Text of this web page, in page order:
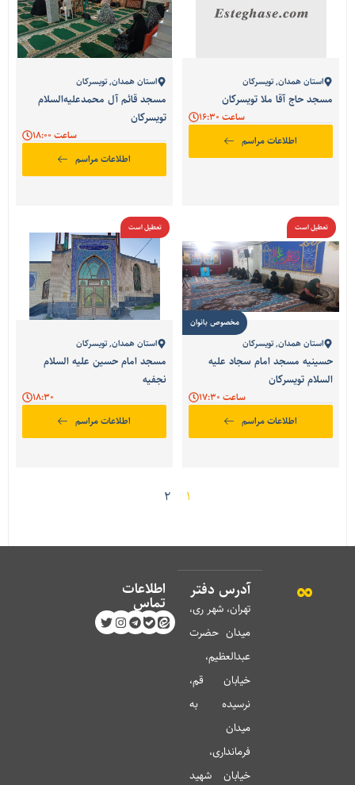
استان همدان,تویسرکان
مسجد حاج آقا ملا تویسرکان
ساعت 16:30
اطلاعات مراسم
استان همدان,تویسرکان
مسجد قائم آل محمدعلیه‌السلام
تویسرکان
ساعت 18:00
اطلاعات مراسم
تعطیل است
استان همدان,تویسرکان
حسینیه مسجد امام سجاد علیه
السلام تویسرکان
ساعت 17:30
اطلاعات مراسم
مخصوص بانوان
تعطیل است
استان همدان,تویسرکان
مسجد امام حسین علیه السلام
نجفیه
18:30
اطلاعات مراسم
2
آدرس دفتر
تهران، شهر ری،
میدان حضرت
عبدالعظیم،
خیابان قم،
نرسیده به
میدان
فرمانداری،
خیابان شهید
اطلاعات
تماس